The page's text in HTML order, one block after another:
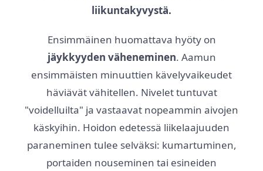
liikuntakyvystä.
Ensimmäinen huomattava hyöty on
jäykkyyden väheneminen. Aamun
ensimmäisten minuuttien kävelyvaikeudet
häviävät vähitellen. Nivelet tuntuvat
"voidelluilta" ja vastaavat nopeammin aivojen
käskyihin. Hoidon edetessä liikelaajuuden
paraneminen tulee selväksi: kumartuminen,
portaiden nouseminen tai esineiden